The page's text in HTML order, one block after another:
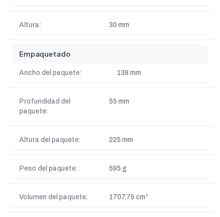
Altura: 30 mm
Empaquetado
Ancho del paquete: 138 mm
Profundidad del
paquete:
55 mm
Altura del paquete: 225 mm
Peso del paquete: 595 g
Volumen del paquete: 1707,75 cm³